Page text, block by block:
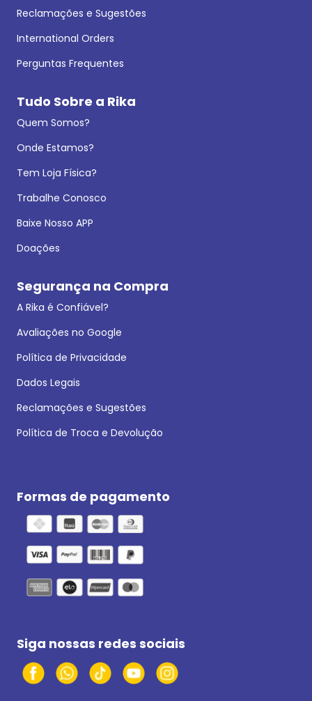
Reclamações e Sugestões
International Orders
Perguntas Frequentes
Tudo Sobre a Rika
Quem Somos?
Onde Estamos?
Tem Loja Física?
Trabalhe Conosco
Baixe Nosso APP
Doações
Segurança na Compra
A Rika é Confiável?
Avaliações no Google
Política de Privacidade
Dados Legais
Reclamações e Sugestões
Política de Troca e Devolução
Formas de pagamento
Siga nossas redes sociais